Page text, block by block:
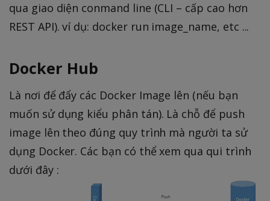
qua giao diện conmand line (CLI – cấp cao hơn
REST API). ví dụ: docker run image_name, etc ...
Docker Hub
Là nơi để đẩy các Docker Image lên (nếu bạn
muốn sử dụng kiểu phân tán). Là chỗ để push
image lên theo đúng quy trình mà người ta sử
dụng Docker. Các bạn có thể xem qua qui trình
dưới đây :